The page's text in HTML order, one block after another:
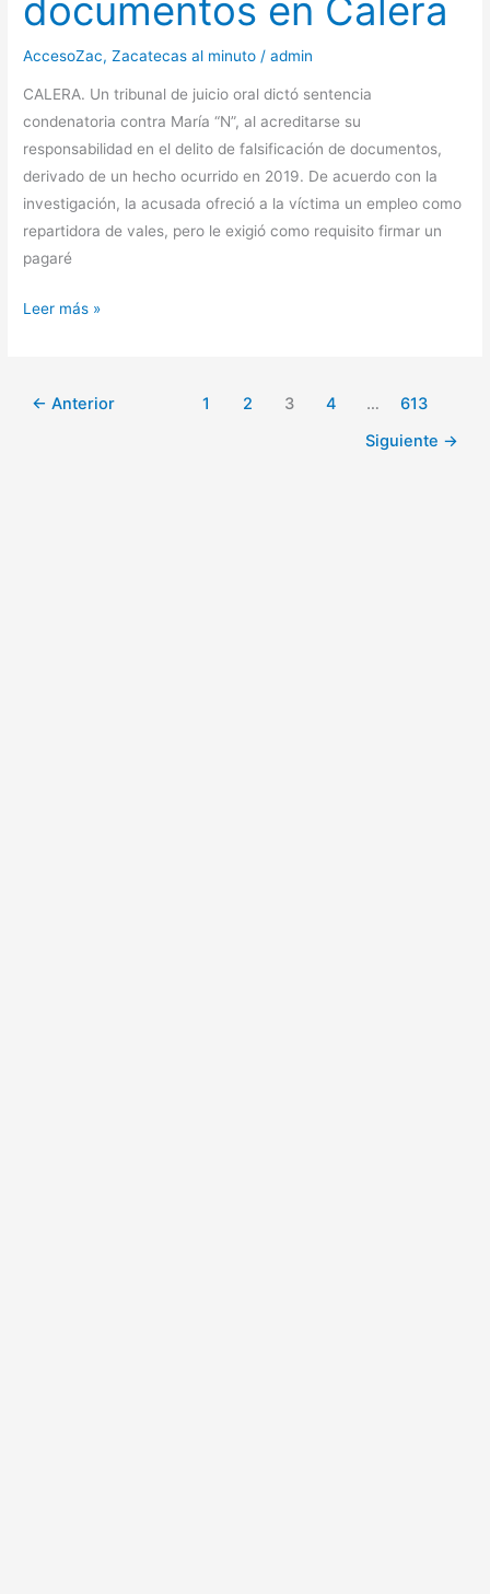
documentos en Calera
AccesoZac,Zacatecas al minuto /admin
CALERA. Un tribunal de juicio oral dictó sentencia
condenatoria contra María “N”, al acreditarse su
responsabilidad en el delito de falsificación de documentos,
derivado de un hecho ocurrido en 2019. De acuerdo con la
investigación, la acusada ofreció a la víctima un empleo como
repartidora de vales, pero le exigió como requisito firmar un
pagaré
Mujer
Leer más »
← Anterior 1 2 3 4 …
613
Siguiente →